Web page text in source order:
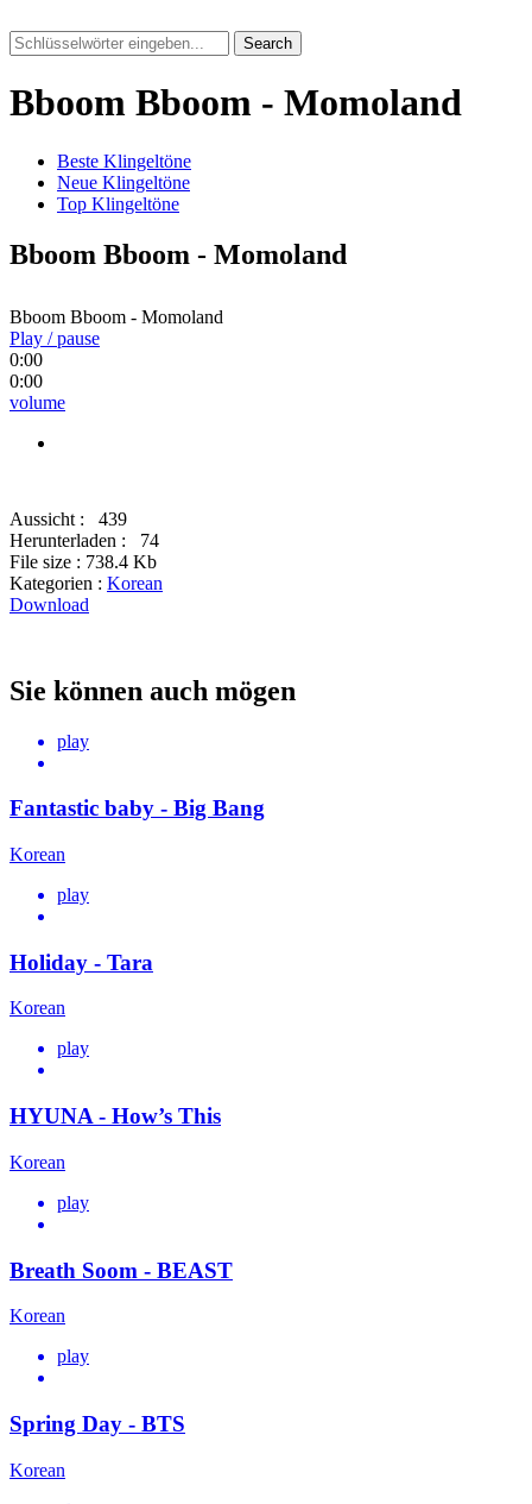
Search
Bboom Bboom - Momoland
Beste Klingeltöne
Neue Klingeltöne
Top Klingeltöne
Bboom Bboom - Momoland
Bboom Bboom - Momoland
Play / pause
0:00
0:00
volume
Aussicht :
439
Herunterladen :
74
File size : 738.4 Kb
Kategorien : Korean
Download
Sie können auch mögen
play
Fantastic baby - Big Bang
Korean
play
Holiday - Tara
Korean
play
HYUNA - How’s This
Korean
play
Breath Soom - BEAST
Korean
play
Spring Day - BTS
Korean